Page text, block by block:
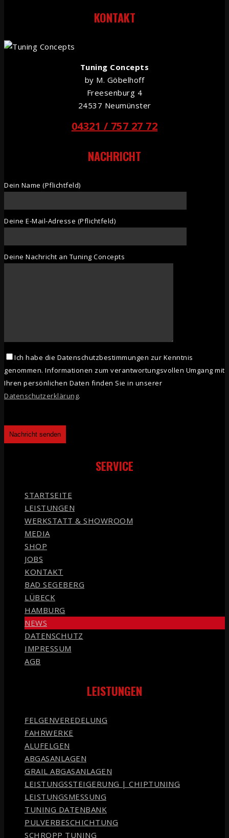
KONTAKT
Tuning Concepts
by M. Göbelhoff
Freesenburg 4
24537 Neumünster
04321 / 757 27 72
NACHRICHT
Dein Name (Pflichtfeld)
Deine E-Mail-Adresse (Pflichtfeld)
Deine Nachricht an Tuning Concepts
Ich habe die Datenschutzbestimmungen zur Kenntnis
genommen. Informationen zum verantwortungsvollen Umgang mit
Ihren persönlichen Daten finden Sie in unserer
Datenschutzerklärung.
SERVICE
STARTSEITE
LEISTUNGEN
WERKSTATT & SHOWROOM
MEDIA
SHOP
JOBS
KONTAKT
BAD SEGEBERG
LÜBECK
HAMBURG
NEWS
DATENSCHUTZ
IMPRESSUM
AGB
LEISTUNGEN
FELGENVEREDELUNG
FAHRWERKE
ALUFELGEN
ABGASANLAGEN
GRAIL ABGASANLAGEN
LEISTUNGSSTEIGERUNG | CHIPTUNING
LEISTUNGSMESSUNG
TUNING DATENBANK
PULVERBESCHICHTUNG
SCHROPP TUNING